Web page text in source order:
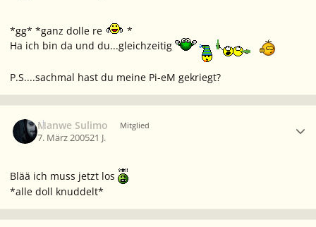
*gg* *ganz dolle re
*
Ha ich bin da und du...gleichzeitig
P.S....sachmal hast du meine Pi-eM gekriegt?
Manwe Sulimo Mitglied
7. März 200521 J.
Blää ich muss jetzt los
*alle doll knuddelt*